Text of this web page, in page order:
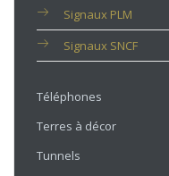
Signaux PLM
Signaux SNCF
Téléphones
Terres à décor
Tunnels